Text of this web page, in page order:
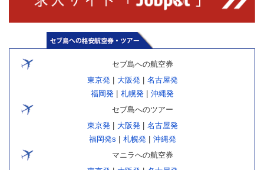
セブ島への航空券
東京発| 大阪発| 名古屋発
福岡発
札幌発
沖縄発
セブ島へのツアー
東京発| 大阪発| 名古屋発
福岡発s
札幌発| 沖縄発
マニラへの航空券